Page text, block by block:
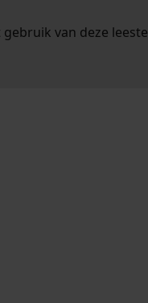
van deze